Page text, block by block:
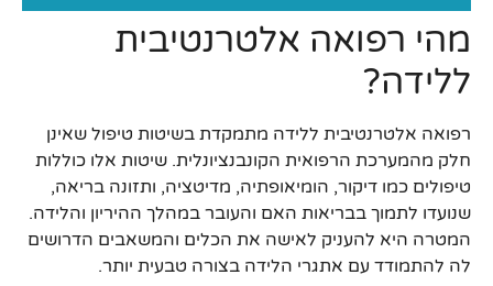
מהי רפואה אלטרנטיבית
ללידה?
רפואה אלטרנטיבית ללידה מתמקדת בשיטות טיפול שאינן
חלק מהמערכת הרפואית הקונבנציונלית. שיטות אלו כוללות
טיפולים כמו דיקור, הומיאופתיה, מדיטציה, ותזונה בריאה,
שנועדו לתמוך בבריאות האם והעובר במהלך ההיריון והלידה.
המטרה היא להעניק לאישה את הכלים והמשאבים הדרושים
לה להתמודד עם אתגרי הלידה בצורה טבעית יותר.